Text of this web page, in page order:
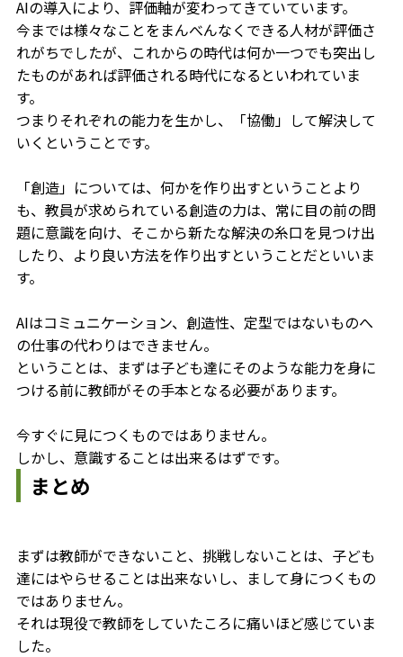
AIの導入により、評価軸が変わってきていています。
今までは様々なことをまんべんなくできる人材が評価さ
れがちでしたが、これからの時代は何か一つでも突出し
たものがあれば評価される時代になるといわれていま
す。
つまりそれぞれの能力を生かし、「協働」して解決して
いくということです。
「創造」については、何かを作り出すということより
も、教員が求められている創造の力は、常に目の前の問
題に意識を向け、そこから新たな解決の糸口を見つけ出
したり、より良い方法を作り出すということだといいま
す。
AIはコミュニケーション、創造性、定型ではないものへ
の仕事の代わりはできません。
ということは、まずは子ども達にそのような能力を身に
つける前に教師がその手本となる必要があります。
今すぐに見につくものではありません。
しかし、意識することは出来るはずです。
まとめ
まずは教師ができないこと、挑戦しないことは、子ども
達にはやらせることは出来ないし、まして身につくもの
ではありません。
それは現役で教師をしていたころに痛いほど感じていま
した。